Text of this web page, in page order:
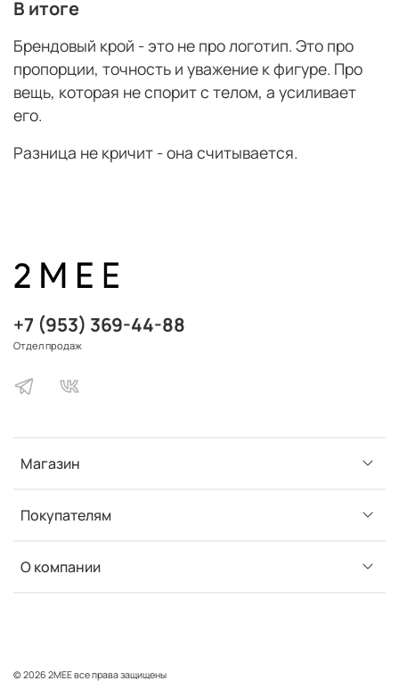
В итоге
Брендовый крой - это не про логотип. Это про
пропорции, точность и уважение к фигуре. Про
вещь, которая не спорит с телом, а усиливает
его.
Разница не кричит - она считывается.
Магазин
Покупателям
О компании
+7 (953) 369-44-88
Отдел продаж
© 2026 2MEE все права защищены